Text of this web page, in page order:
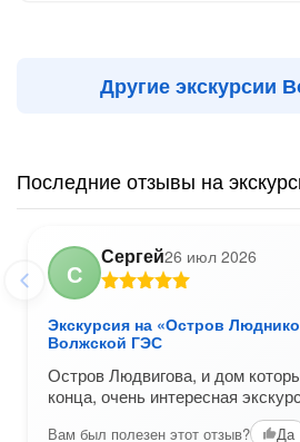
Другие экскурсии
Последние отзывы на
С
Сергей26 июл 2026
Экскурсия на «Остров
Волжской ГЭС
Остров Людвигова, и дом
конца, очень интересная
Вам был полезен этот отзыв? Да